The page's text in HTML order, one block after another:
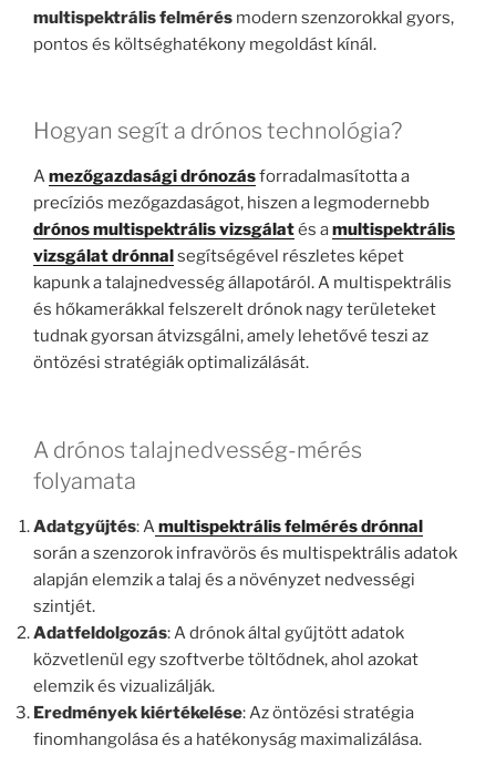
multispektrális felmérés modern szenzorokkal gyors,
pontos és költséghatékony megoldást kínál.
Hogyan segít a drónos technológia?
Amezőgazdasági drónozásforradalmasította a
precíziós mezőgazdaságot, hiszen a legmodernebb
drónos multispektrális vizsgálatés amultispektrális
vizsgálat drónnal segítségével részletes képet
kapunk a talajnedvesség állapotáról. A multispektrális
és hőkamerákkal felszerelt drónok nagy területeket
tudnak gyorsan átvizsgálni, amely lehetővé teszi az
öntözési stratégiák optimalizálását.
A drónos talajnedvesség-mérés
folyamata
Adatgyűjtés: Amultispektrális felmérés drónnal
során a szenzorok infravörös és multispektrális adatok
alapján elemzik a talaj és a növényzet nedvességi
szintjét.
Adatfeldolgozás: A drónok által gyűjtött adatok
közvetlenül egy szoftverbe töltődnek, ahol azokat
elemzik és vizualizálják.
Eredmények kiértékelése: Az öntözési stratégia
finomhangolása és a hatékonyság maximalizálása.